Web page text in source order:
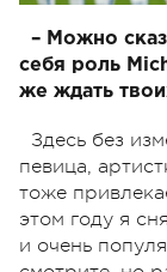
– Можно
себя роль
же ждать
Здесь без
певица,
тоже
этом году я
и очень